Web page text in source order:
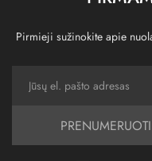
Pirmieji sužinokite apie
PRENUMERUOTI